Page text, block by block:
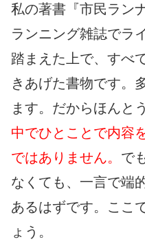
私の著書『市民ラン
ランニング雑誌でラ
踏まえた上で、すべ
きあげた書物です。
ます。だからほんと
中でひとことで内容
ではありません。 で
なくても、一言で端
あるはずです。ここ
ょう。